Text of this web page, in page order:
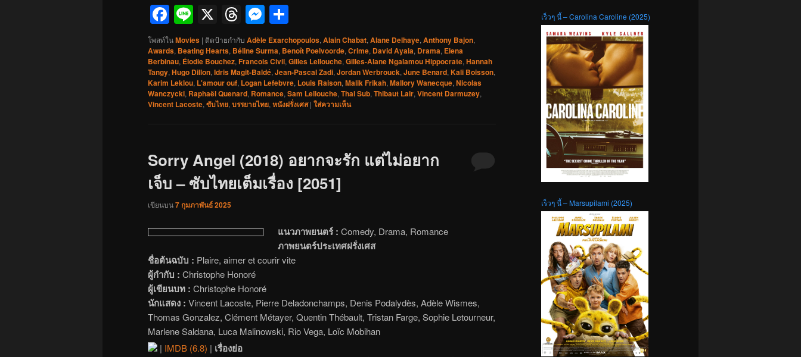
Facebook
Line
X Threads
Messenger
โพสท์ในMovies | ติดป้ายกำกับ Adèle Exarchopoulos, Alain Chabat, Alane Delhaye, Anthony Bajon,
Awards, Beating Hearts, Béline Surma, Benoît Poelvoorde, Crime, David Ayala, Drama, Elena
Berbinau, Élodie Bouchez, Francois Civil, Gilles Lellouche, Gilles-Alane Ngalamou Hippocrate, Hannah
Tangy, Hugo Dillon, Idris Magit-Baldé, Jean-Pascal Zadi, Jordan Werbrouck, June Benard, Kali Boisson,
Karim Leklou, L'amour ouf, Logan Lefebvre, Louis Raison, Malik Frikah, Mallory Wanecque, Nicolas
Wanczycki, Raphaël Quenard, Romance, Sam Lellouche, Thai Sub, Thibaut Lair, Vincent Darmuzey,
Vincent Lacoste, ซับไทย, บรรยายไทย, หนังฝรั่งเศส | ใส่ความเห็น
Sorry Angel (2018) อยากจะรัก แต่ไม่อยาก
เจ็บ – ซับไทยเต็มเรื่อง [2051]
เขียนบน7 กุมภาพันธ์ 2025
แนวภาพยนตร์ : Comedy, Drama, Romance
ภาพยนตร์ประเทศฝรั่งเศส
ชื่อต้นฉบับ : Plaire, aimer et courir vite
ผู้กำกับ : Christophe Honoré
ผู้เขียนบท : Christophe Honoré
นักแสดง : Vincent Lacoste, Pierre Deladonchamps, Denis Podalydès, Adèle Wismes,
Thomas Gonzalez, Clément Métayer, Quentin Thébault, Tristan Farge, Sophie Letourneur,
Marlene Saldana, Luca Malinowski, Rio Vega, Loïc Mobihan
| IMDB (6.8) | เรื่องย่อ
เร็วๆ นี้ – Carolina Caroline (2025)
เร็วๆ นี้ – Marsupilami (2025)